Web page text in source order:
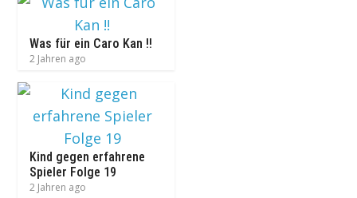
Was für ein Caro Kan !!
2 Jahren ago
Kind gegen erfahrene
Spieler Folge 19
2 Jahren ago